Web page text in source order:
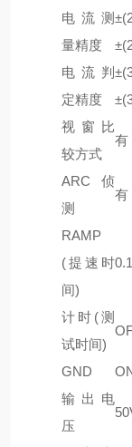
电流测
量精度
电流判
定精度
视窗比
较方式
有
ARC侦
测
有
RAMP
(提速时
间)
计时(测
试时间)
GND
输出电
压